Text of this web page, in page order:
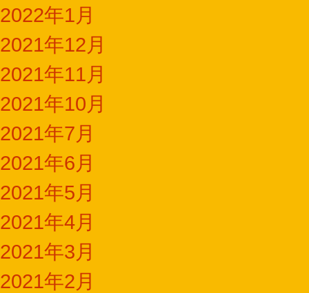
2022年1月
2021年12月
2021年11月
2021年10月
2021年7月
2021年6月
2021年5月
2021年4月
2021年3月
2021年2月